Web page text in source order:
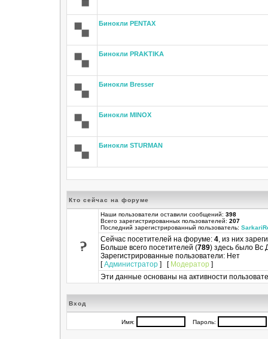
Бинокли PENTAX
Бинокли PRAKTIKA
Бинокли Bresser
Бинокли MINOX
Бинокли STURMAN
Кто сейчас на форуме
Наши пользователи оставили сообщений: 398
Всего зарегистрированных пользователей: 207
Последний зарегистрированный пользователь:
Сейчас посетителей на форуме: 4, из них
Больше всего посетителей (789) здесь было Вс
Зарегистрированные пользователи: Нет
[Администратор ] [ Модератор ]
Эти данные основаны на активности
Вход
Имя: Пароль: